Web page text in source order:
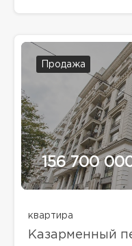
Продажа
156 700
квартира
Казарменный